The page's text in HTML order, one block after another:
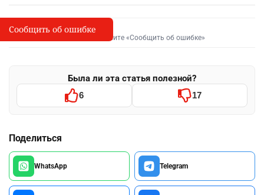
I
Сообщить об опечатке
Выделите фрагмент и нажмите «Сообщить об ошибке»
Была ли эта статья полезной?
6 17
Поделиться
WhatsApp Telegram
Сообщить об ошибке